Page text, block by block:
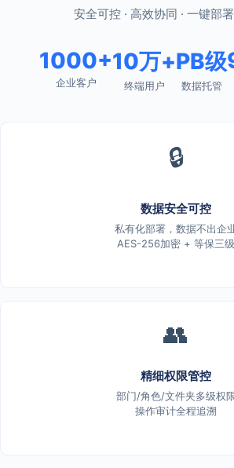
安全可控 · 高效协同 · 一键部
1000+
企业客户
10万+
终端用户
PB级
数据托管
🔒
数据安全可控
私有化部署，数据不出企
AES-256加密 + 等保三级
👥
精细权限管控
部门/角色/文件夹多级权
操作审计全程追溯